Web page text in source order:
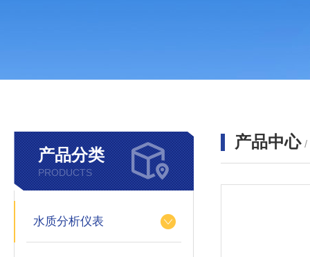
产品分类
PRODUCTS
水质分析仪表
产品中心 /